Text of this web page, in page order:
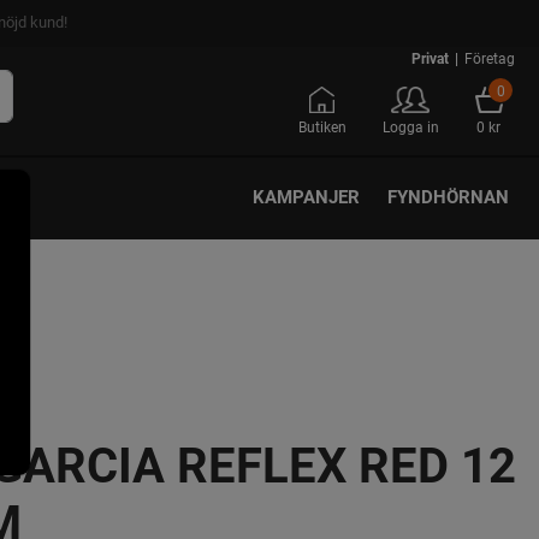
kund!
Privat | Företag
Butiken Logga in
0
0 kr
KAMPANJER FYNDHÖRNAN
REFLEX RED 12